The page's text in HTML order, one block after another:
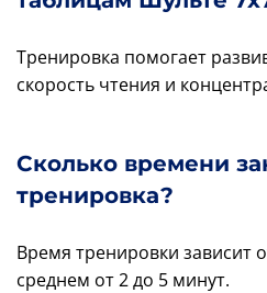
Тренировка помогает
скорость чтения и
Сколько времени
тренировка?
Время тренировки зависит
среднем от 2 до 5 минут.